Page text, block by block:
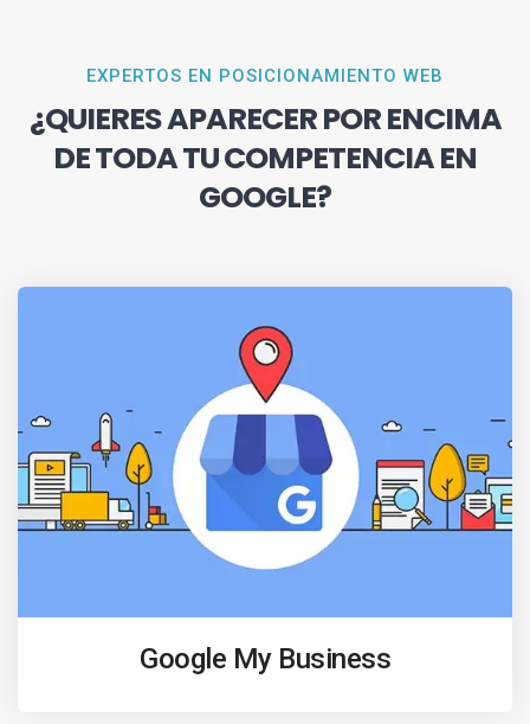
EXPERTOS EN POSICIONAMIENTO WEB
¿QUIERES APARECER POR ENCIMA
DE TODA TU COMPETENCIA EN
GOOGLE?
Google My Business